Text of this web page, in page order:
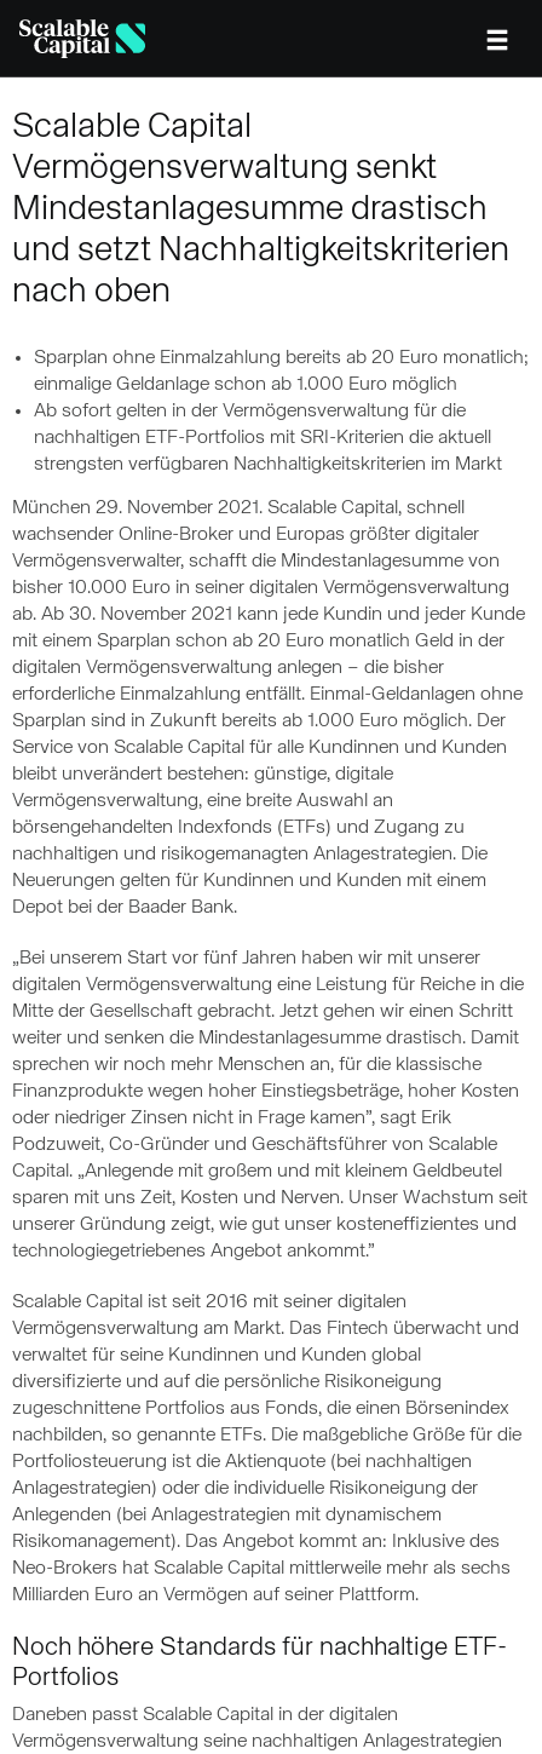
Scalable Capital
Vermögensverwaltung senkt
Mindestanlagesumme drastisch
und setzt Nachhaltigkeitskriterien
nach oben
Sparplan ohne Einmalzahlung bereits ab 20 Euro monatlich;
einmalige Geldanlage schon ab 1.000 Euro möglich
Ab sofort gelten in der Vermögensverwaltung für die
nachhaltigen ETF-Portfolios mit SRI-Kriterien die aktuell
strengsten verfügbaren Nachhaltigkeitskriterien im Markt
München 29. November 2021. Scalable Capital, schnell
wachsender Online-Broker und Europas größter digitaler
Vermögensverwalter, schafft die Mindestanlagesumme von
bisher 10.000 Euro in seiner digitalen Vermögensverwaltung
ab. Ab 30. November 2021 kann jede Kundin und jeder Kunde
mit einem Sparplan schon ab 20 Euro monatlich Geld in der
digitalen Vermögensverwaltung anlegen – die bisher
erforderliche Einmalzahlung entfällt. Einmal-Geldanlagen ohne
Sparplan sind in Zukunft bereits ab 1.000 Euro möglich. Der
Service von Scalable Capital für alle Kundinnen und Kunden
bleibt unverändert bestehen: günstige, digitale
Vermögensverwaltung, eine breite Auswahl an
börsengehandelten Indexfonds (ETFs) und Zugang zu
nachhaltigen und risikogemanagten Anlagestrategien. Die
Neuerungen gelten für Kundinnen und Kunden mit einem
Depot bei der Baader Bank.
„Bei unserem Start vor fünf Jahren haben wir mit unserer
digitalen Vermögensverwaltung eine Leistung für Reiche in die
Mitte der Gesellschaft gebracht. Jetzt gehen wir einen Schritt
weiter und senken die Mindestanlagesumme drastisch. Damit
sprechen wir noch mehr Menschen an, für die klassische
Finanzprodukte wegen hoher Einstiegsbeträge, hoher Kosten
oder niedriger Zinsen nicht in Frage kamen”, sagt Erik
Podzuweit, Co-Gründer und Geschäftsführer von Scalable
Capital. „Anlegende mit großem und mit kleinem Geldbeutel
sparen mit uns Zeit, Kosten und Nerven. Unser Wachstum seit
unserer Gründung zeigt, wie gut unser kosteneffizientes und
technologiegetriebenes Angebot ankommt.”
Scalable Capital ist seit 2016 mit seiner digitalen
Vermögensverwaltung am Markt. Das Fintech überwacht und
verwaltet für seine Kundinnen und Kunden global
diversifizierte und auf die persönliche Risikoneigung
zugeschnittene Portfolios aus Fonds, die einen Börsenindex
nachbilden, so genannte ETFs. Die maßgebliche Größe für die
Portfoliosteuerung ist die Aktienquote (bei nachhaltigen
Anlagestrategien) oder die individuelle Risikoneigung der
Anlegenden (bei Anlagestrategien mit dynamischem
Risikomanagement). Das Angebot kommt an: Inklusive des
Neo-Brokers hat Scalable Capital mittlerweile mehr als sechs
Milliarden Euro an Vermögen auf seiner Plattform.
Noch höhere Standards für nachhaltige ETF-
Portfolios
Daneben passt Scalable Capital in der digitalen
Vermögensverwaltung seine nachhaltigen Anlagestrategien